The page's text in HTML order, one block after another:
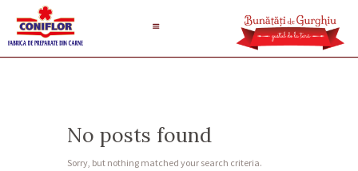
No posts found
Sorry, but nothing matched your search criteria.